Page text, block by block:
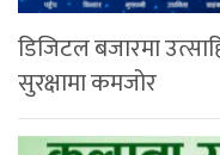
डिजिटल बजारमा
सुरक्षामा कमजोर